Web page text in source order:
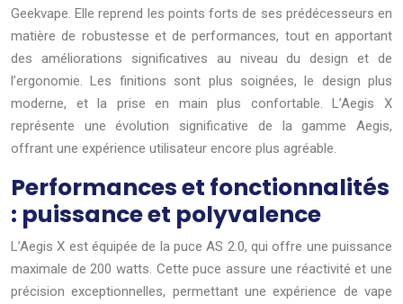
Geekvape. Elle reprend les points forts de ses prédécesseurs en
matière de robustesse et de performances, tout en apportant
des améliorations significatives au niveau du design et de
l’ergonomie. Les finitions sont plus soignées, le design plus
moderne, et la prise en main plus confortable. L’Aegis X
représente une évolution significative de la gamme Aegis,
offrant une expérience utilisateur encore plus agréable.
Performances et fonctionnalités
: puissance et polyvalence
L’Aegis X est équipée de la puce AS 2.0, qui offre une puissance
maximale de 200 watts. Cette puce assure une réactivité et une
précision exceptionnelles, permettant une expérience de vape